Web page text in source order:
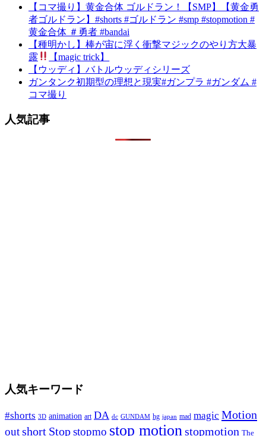
【コマ撮り】黄金合体 ゴルドラン！【SMP】【黄金勇
者ゴルドラン】#shorts #ゴルドラン #smp #stopmotion #
黄金合体 ＃勇者 #bandai
【種明かし】棒が宙に浮く衝撃マジックのやり方大暴
露
【magic trick】
【ウッディ】バトルウッディシリーズ
ガンタンク初期型の理想と現実#ガンプラ #ガンダム #
コマ撮り
人気記事
人気キーワード
#shorts 3D animation art DA dc GUNDAM hg japan mad magic Motion
outshort Stopstopmo stop motionstopmotion The